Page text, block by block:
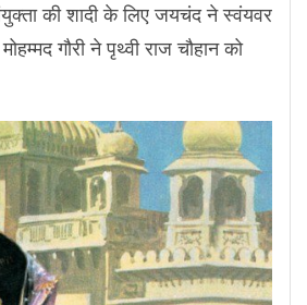
की शादी के लिए जयचंद ने स्वंयवर
गौरी ने पृथ्वी राज चौहान को